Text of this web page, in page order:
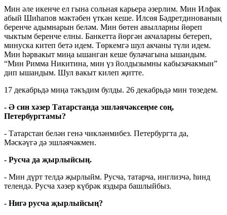
Мин әле икенче ел гына сольная карьера әзерлим. Мин Илфак
абый Шиһапов мәктәбен үткән кеше. Илсөя Бәдретдинованың
беренче адымнарын беләм. Мин бөтен авылларны йөреп
чыктым беренче елны. Банкетта йөргән акчаларны бетереп,
минуска китеп бетә идем. Төркемгә шул акчаны түли идем.
Мин һәрвакыт миңа ышанган кеше булачагына ышандым.
“Мин Римма Никитина, мин үз йолдызымны кабызачакмын”
дип ышандым. Шул вакыт килеп җитте.
17 декабрьдә миңа тәкъдим булды. 26 декабрьдә мин төзедем.
- Ә син хәзер Татарстанда эшләячәксеңме соң,
Петербургтамы?
- Татарстан белән генә чикләнмибез. Петербургта да,
Мәскәүгә дә эшләячәкмен.
- Русча да җырлыйсың.
- Мин дүрт телдә җырлыйм. Русча, татарча, инглизчә, һинд
телендә. Русча хәзер күбрәк яздыра башлыйбыз.
- Нигә русча җырлыйсың?